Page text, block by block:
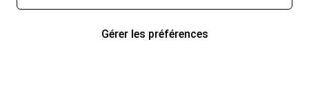
Gérer les préférences